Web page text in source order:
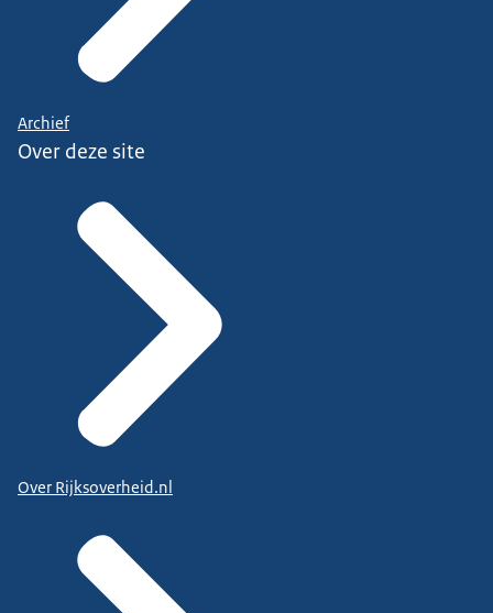
Archief
Over deze site
Over Rijksoverheid.nl